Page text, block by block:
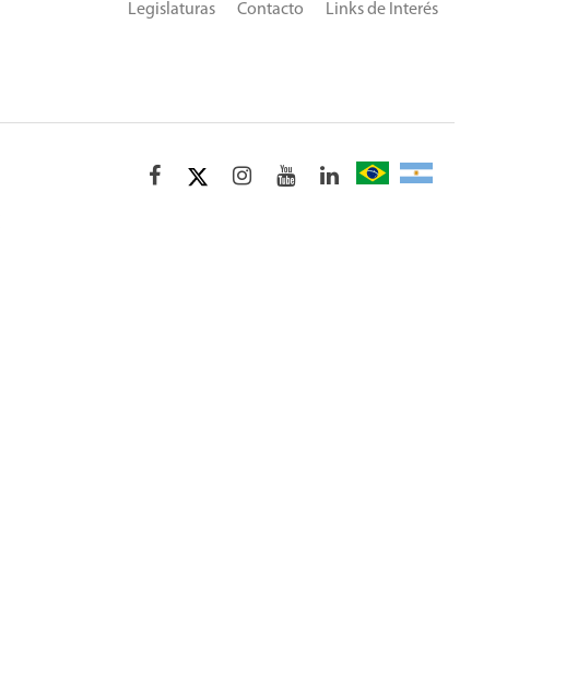
Links de Interés
Contacto
Legislaturas